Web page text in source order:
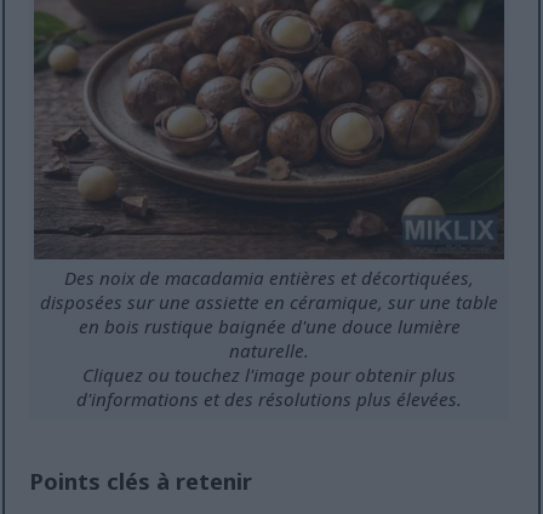
Des noix de macadamia entières et décortiquées,
disposées sur une assiette en céramique, sur une table
en bois rustique baignée d'une douce lumière
naturelle.
Cliquez ou touchez l'image pour obtenir plus
d'informations et des résolutions plus élevées.
Points clés à retenir